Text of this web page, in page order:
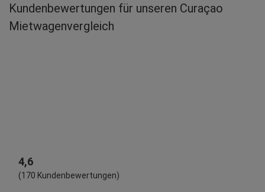
Kundenbewertungen für unseren Curaçao
Mietwagenvergleich
4,6
(170 Kundenbewertungen)